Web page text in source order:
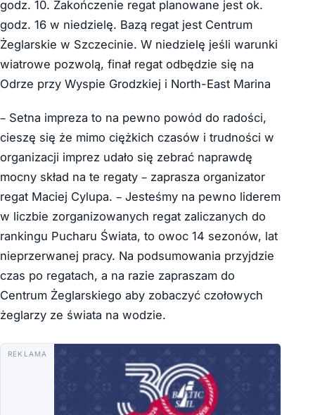
godz. 10. Zakończenie regat planowane jest ok.
godz. 16 w niedzielę. Bazą regat jest Centrum
Żeglarskie w Szczecinie. W niedzielę jeśli warunki
wiatrowe pozwolą, finał regat odbędzie się na
Odrze przy Wyspie Grodzkiej i North-East Marina
– Setna impreza to na pewno powód do radości,
cieszę się że mimo ciężkich czasów i trudności w
organizacji imprez udało się zebrać naprawdę
mocny skład na te regaty – zaprasza organizator
regat Maciej Cylupa. – Jesteśmy na pewno liderem
w liczbie zorganizowanych regat zaliczanych do
rankingu Pucharu Świata, to owoc 14 sezonów, lat
nieprzerwanej pracy. Na podsumowania przyjdzie
czas po regatach, a na razie zapraszam do
Centrum Żeglarskiego aby zobaczyć czołowych
żeglarzy ze świata na wodzie.
REKLAMA